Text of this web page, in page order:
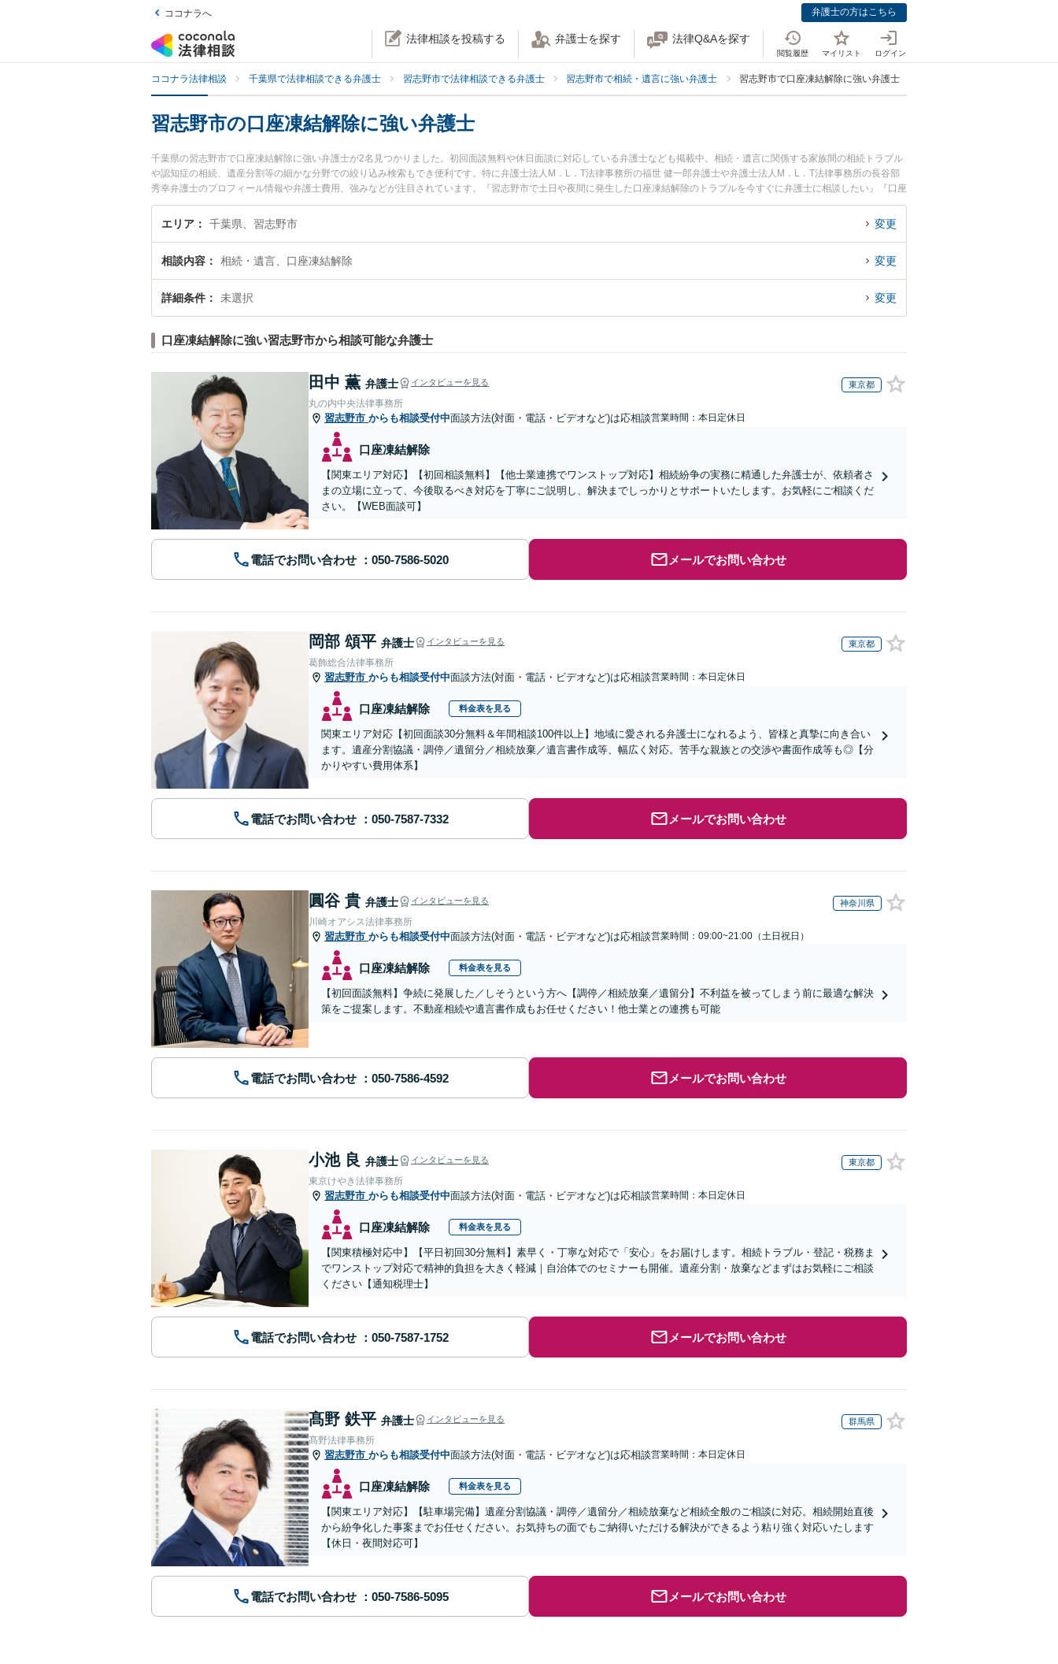
ココナラへ 弁護士の方はこちら
法律相談を投稿する 弁護士を探す 法律Q&Aを探す
閲覧履歴 マイリスト ログイン
ココナラ法律相談 千葉県で法律相談できる弁護士 習志野市で法律相談できる弁護士 習志野市で相続・遺言に強い弁護士 習志野市で口座凍結解除に強い弁護士
習志野市の口座凍結解除に強い弁護士
千葉県の習志野市で口座凍結解除に強い弁護士が2名見つかりました。初回面談無料や休日面談に対応している弁護士なども掲載中。相続・遺言に関係する家族間の相続トラブル
や認知症の相続、遺産分割等の細かな分野での絞り込み検索もでき便利です。特に弁護士法人M．L．T法律事務所の福世 健一郎弁護士や弁護士法人M．L．T法律事務所の長谷部
秀幸弁護士のプロフィール情報や弁護士費用、強みなどが注目されています。『習志野市で土日や夜間に発生した口座凍結解除のトラブルを今すぐに弁護士に相談したい』『口座
凍結解除のトラブル解決の実績豊富な近くの弁護士を検索したい』『初回相談無料で口座凍結解除を法律相談できる習志野市内の弁護士に相談予約したい』などでお困りの相談者
さんにおすすめです。
エリア 千葉県、習志野市 変更
相談内容 相続・遺言、口座凍結解除 変更
詳細条件 未選択 変更
口座凍結解除に強い習志野市から相談可能な弁護士
田中 薫 弁護士 インタビューを見る 東京都
丸の内中央法律事務所
習志野市 からも相談受付中面談方法(対面・電話・ビデオなど)は応相談営業時間：本日定休日
口座凍結解除
【関東エリア対応】【初回相談無料】【他士業連携でワンストップ対応】相続紛争の実務に精通した弁護士が、依頼者さ
まの立場に立って、今後取るべき対応を丁寧にご説明し、解決までしっかりとサポートいたします。お気軽にご相談くだ
さい。【WEB面談可】
電話でお問い合わせ メールでお問い合わせ
岡部 頌平 弁護士 インタビューを見る 東京都
葛飾総合法律事務所
習志野市 からも相談受付中面談方法(対面・電話・ビデオなど)は応相談営業時間：本日定休日
口座凍結解除 料金表を見る
関東エリア対応【初回面談30分無料＆年間相談100件以上】地域に愛される弁護士になれるよう、皆様と真摯に向き合い
ます。遺産分割協議・調停／遺留分／相続放棄／遺言書作成等、幅広く対応。苦手な親族との交渉や書面作成等も◎【分
かりやすい費用体系】
電話でお問い合わせ メールでお問い合わせ
圓谷 貴 弁護士 インタビューを見る 神奈川県
川崎オアシス法律事務所
習志野市 からも相談受付中面談方法(対面・電話・ビデオなど)は応相談営業時間：09:00~21:00（土日祝日）
口座凍結解除 料金表を見る
【初回面談無料】争続に発展した／しそうという方へ【調停／相続放棄／遺留分】不利益を被ってしまう前に最適な解決
策をご提案します。不動産相続や遺言書作成もお任せください！他士業との連携も可能
電話でお問い合わせ メールでお問い合わせ
小池 良 弁護士 インタビューを見る 東京都
東京けやき法律事務所
習志野市 からも相談受付中面談方法(対面・電話・ビデオなど)は応相談営業時間：本日定休日
口座凍結解除 料金表を見る
【関東積極対応中】【平日初回30分無料】素早く・丁寧な対応で「安心」をお届けします。相続トラブル・登記・税務ま
でワンストップ対応で精神的負担を大きく軽減｜自治体でのセミナーも開催。遺産分割・放棄などまずはお気軽にご相談
ください【通知税理士】
電話でお問い合わせ メールでお問い合わせ
髙野 鉄平 弁護士 インタビューを見る 群馬県
髙野法律事務所
習志野市 からも相談受付中面談方法(対面・電話・ビデオなど)は応相談営業時間：本日定休日
口座凍結解除 料金表を見る
【関東エリア対応】【駐車場完備】遺産分割協議・調停／遺留分／相続放棄など相続全般のご相談に対応。相続開始直後
から紛争化した事案までお任せください。お気持ちの面でもご納得いただける解決ができるよう粘り強く対応いたします
【休日・夜間対応可】
電話でお問い合わせ メールでお問い合わせ